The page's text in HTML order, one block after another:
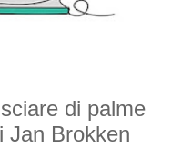
di palme
Jan Brokken